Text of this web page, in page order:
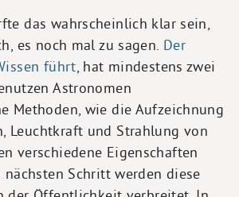
das wahrscheinlich klar sein,
es noch mal zu sagen. Der
führt, hat mindestens zwei
Astronomen
Methoden, wie die Aufzeichnung
Leuchtkraft und Strahlung von
verschiedene Eigenschaften
Schritt werden diese